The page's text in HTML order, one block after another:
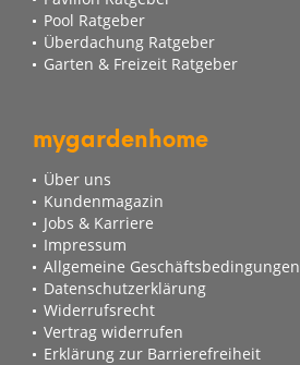
Pool Ratgeber
Überdachung Ratgeber
Garten & Freizeit Ratgeber
mygardenhome
Über uns
Kundenmagazin
Jobs & Karriere
Impressum
Allgemeine Geschäftsbedingungen
Datenschutzerklärung
Widerrufsrecht
Vertrag widerrufen
Erklärung zur Barrierefreiheit